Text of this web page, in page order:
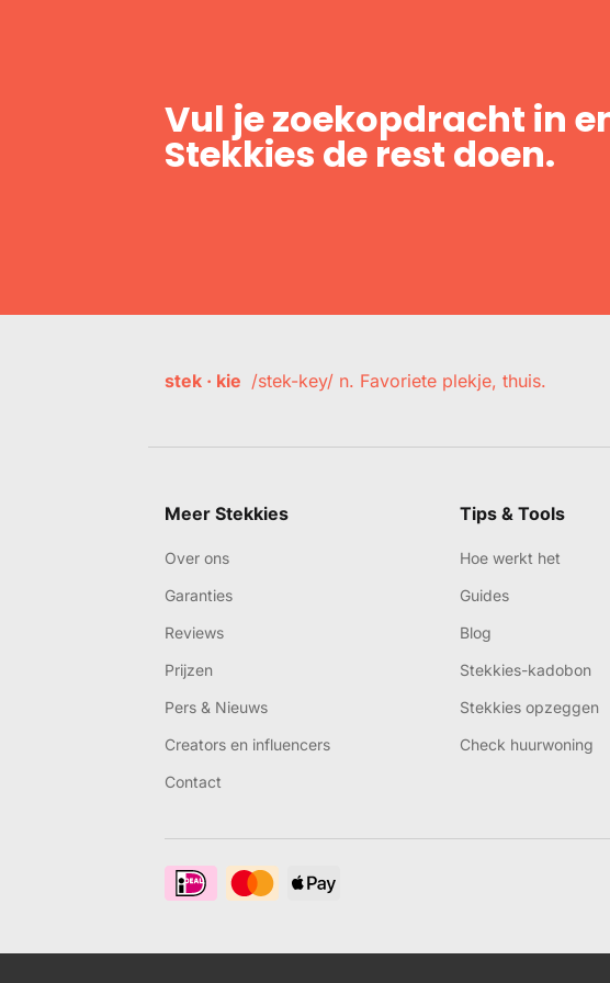
Vul je zoekopdracht in
Stekkies de rest doen.
stek · kie /stek-key/ n. Favoriete plekje, thuis.
Meer Stekkies
Over ons
Garanties
Reviews
Prijzen
Pers & Nieuws
Creators en influencers
Contact
Tips & Tools
Hoe werkt het
Guides
Blog
Stekkies-kadobon
Stekkies opzeggen
Check huurwoning